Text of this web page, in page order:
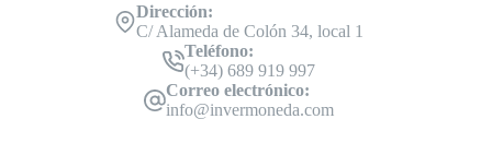
Dirección:
C/ Alameda de Colón 34, local 1
Teléfono:
(+34) 689 919 997
Correo electrónico:
info@invermoneda.com